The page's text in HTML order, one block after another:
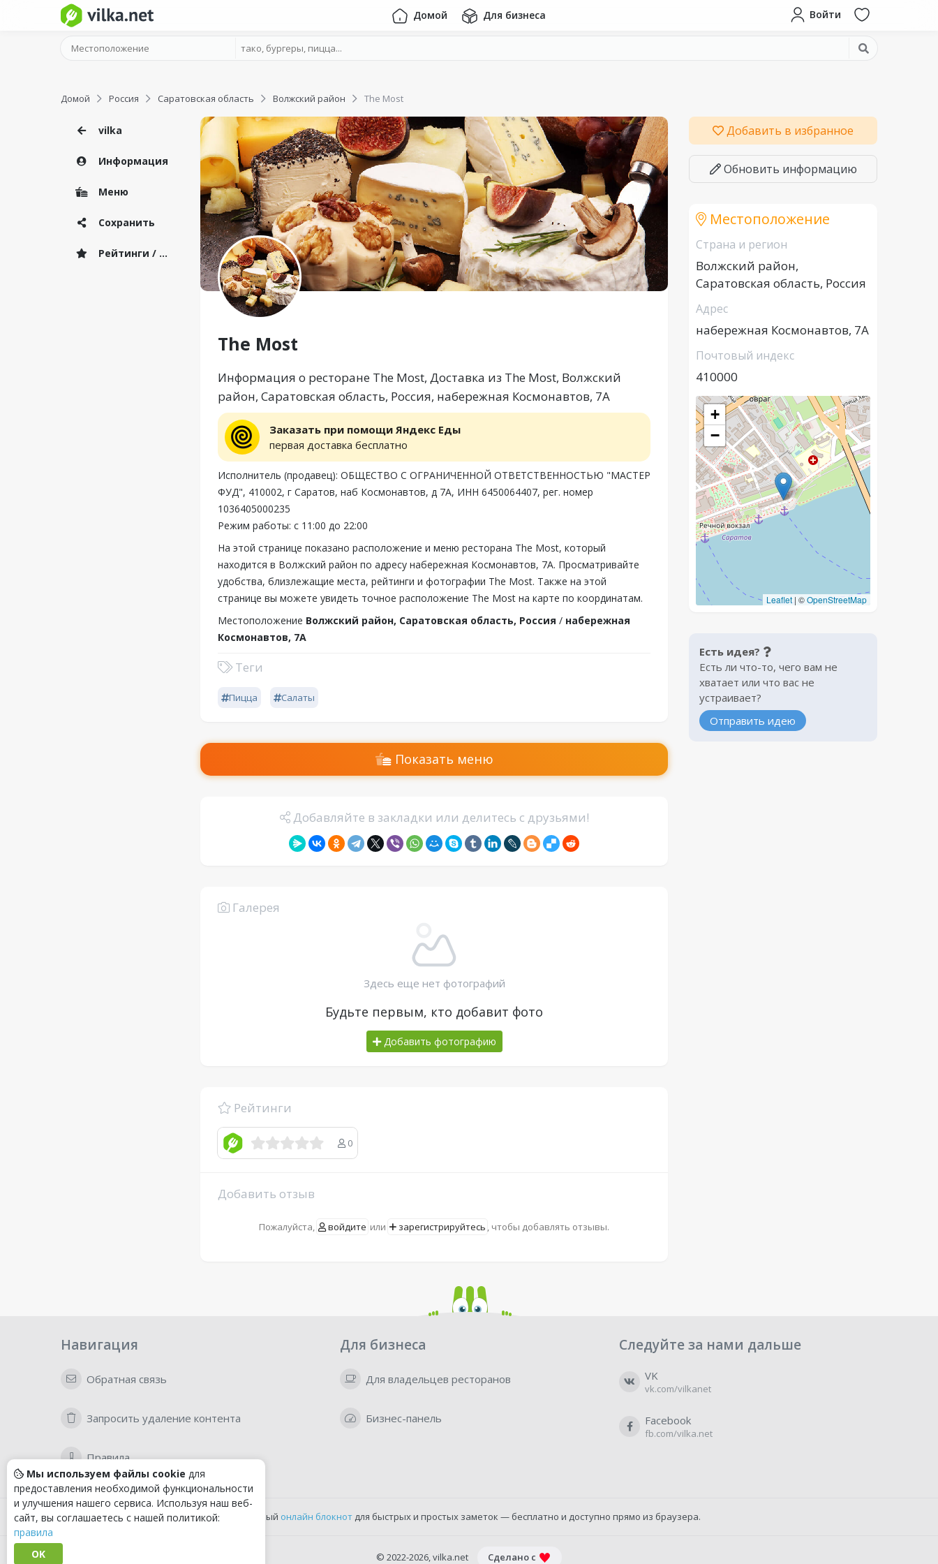
Домой Для бизнеса Войти
Домой Россия Саратовская область Волжский район The Most
vilka
Информация
Меню
Сохранить
Рейтинги / Отзывы
The Most
Информация о ресторане The Most, Доставка из The Most, Волжский
район, Саратовская область, Россия, набережная Космонавтов, 7А
Заказать при помощи Яндекс Еды
первая доставка бесплатно
Исполнитель (продавец): ОБЩЕСТВО С ОГРАНИЧЕННОЙ ОТВЕТСТВЕННОСТЬЮ "МАСТЕР
ФУД", 410002, г Саратов, наб Космонавтов, д 7А, ИНН 6450064407, рег. номер
1036405000235
Режим работы: с 11:00 до 22:00
На этой странице показано расположение и меню ресторана The Most, который
находится в Волжский район по адресу набережная Космонавтов, 7А. Просматривайте
удобства, близлежащие места, рейтинги и фотографии The Most. Также на этой
странице вы можете увидеть точное расположение The Most на карте по координатам.
Местоположение Волжский район, Саратовская область, Россия / набережная
Космонавтов, 7А
Теги
Пицца Салаты
Показать меню
Добавляйте в закладки или делитесь с друзьями!
Галерея
Здесь еще нет фотографий
Будьте первым, кто добавит фото
Добавить фотографию
Рейтинги
0
Добавить отзыв
Пожалуйста, войдите или зарегистрируйтесь , чтобы добавлять отзывы.
Добавить в избранное
Обновить информацию
Местоположение
Страна и регион
Волжский район,
Саратовская область, Россия
Адрес
набережная Космонавтов, 7А
Почтовый индекс
410000
+
−
Leaflet | ©OpenStreetMap
Есть идея?
Есть ли что-то, чего вам не
хватает или что вас не
устраивает?
Отправить идею
Навигация
Обратная связь
Запросить удаление контента
Правила
Для бизнеса
Для владельцев ресторанов
Бизнес-панель
Следуйте за нами дальше
VK
vk.com/vilkanet
Facebook
fb.com/vilka.net
Удобный онлайн блокнотдля быстрых и простых заметок — бесплатно и доступно прямо из браузера.
© 2022-2026, vilka.net Сделано с
Мы используем файлы cookie для
предоставления необходимой функциональности
и улучшения нашего сервиса. Используя наш веб-
сайт, вы соглашаетесь с нашей политикой:
правила
OK